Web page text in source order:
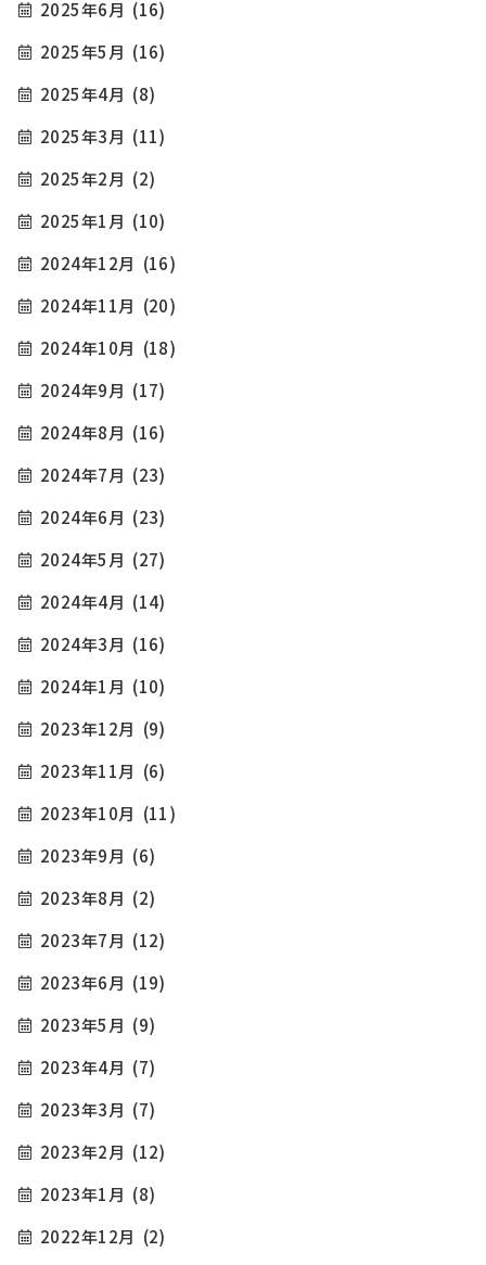
2025年6月 (16)
2025年5月 (16)
2025年4月 (8)
2025年3月 (11)
2025年2月 (2)
2025年1月 (10)
2024年12月 (16)
2024年11月 (20)
2024年10月 (18)
2024年9月 (17)
2024年8月 (16)
2024年7月 (23)
2024年6月 (23)
2024年5月 (27)
2024年4月 (14)
2024年3月 (16)
2024年1月 (10)
2023年12月 (9)
2023年11月 (6)
2023年10月 (11)
2023年9月 (6)
2023年8月 (2)
2023年7月 (12)
2023年6月 (19)
2023年5月 (9)
2023年4月 (7)
2023年3月 (7)
2023年2月 (12)
2023年1月 (8)
2022年12月 (2)